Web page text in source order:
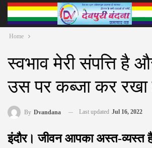
Home
स्वभाव मेरी संपत्ति है
उस पर कब्जा कर रखा
By Dvandana Last updated Jul 16, 2022
इंदौर। जीवन आपका अस्त-व्यस्त